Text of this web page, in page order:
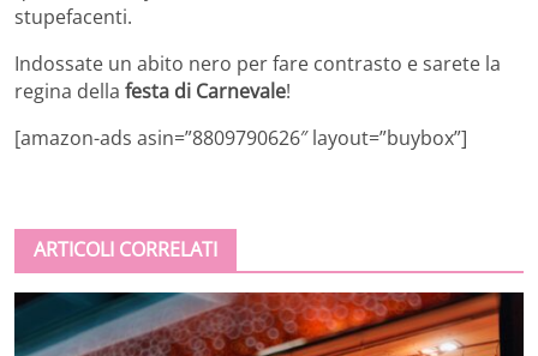
stupefacenti.
Indossate un abito nero per fare contrasto e sarete la
regina della festa di Carnevale!
[amazon-ads asin=”8809790626″ layout=”buybox”]
ARTICOLI CORRELATI